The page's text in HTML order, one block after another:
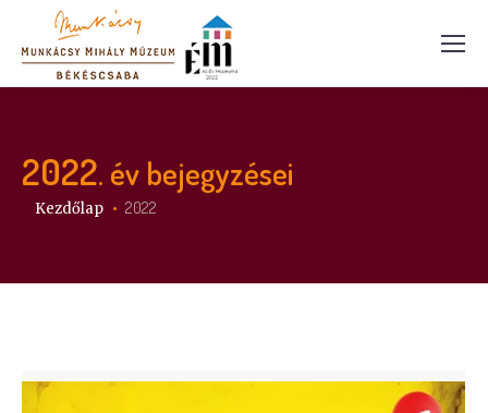
2022. év bejegyzései
Itt vagy:
Kezdőlap 2022